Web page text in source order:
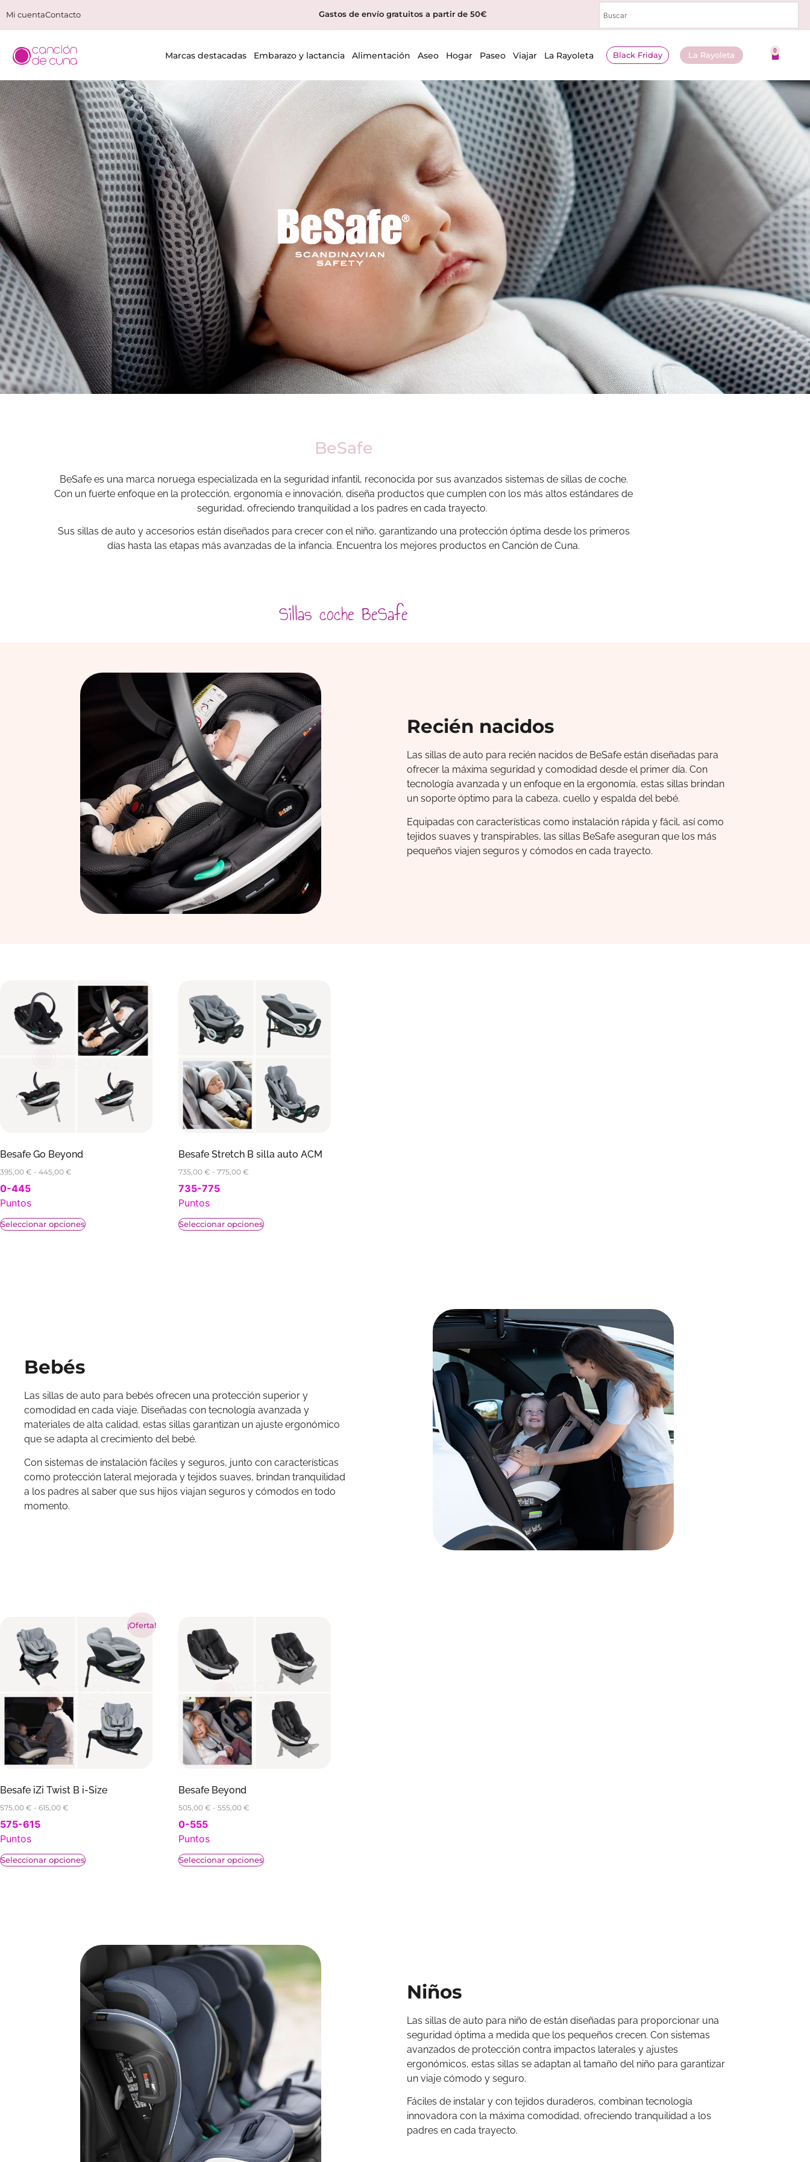
Mi cuentaContacto Gastos de envío gratuitos a partir de 50€
Marcas destacadas Embarazo y lactancia Alimentación Aseo Hogar Paseo Viajar La Rayoleta Black Friday La Rayoleta 0
BeSafe
BeSafe es una marca noruega especializada en la seguridad infantil, reconocida por sus avanzados sistemas de sillas de coche.
Con un fuerte enfoque en la protección, ergonomía e innovación, diseña productos que cumplen con los más altos estándares de
seguridad, ofreciendo tranquilidad a los padres en cada trayecto.
Sus sillas de auto y accesorios están diseñados para crecer con el niño, garantizando una protección óptima desde los primeros
días hasta las etapas más avanzadas de la infancia. Encuentra los mejores productos en Canción de Cuna.
Sillas coche BeSafe
Recién nacidos
Las sillas de auto para recién nacidos de BeSafe están diseñadas para
ofrecer la máxima seguridad y comodidad desde el primer día. Con
tecnología avanzada y un enfoque en la ergonomía, estas sillas brindan
un soporte óptimo para la cabeza, cuello y espalda del bebé.
Equipadas con características como instalación rápida y fácil, así como
tejidos suaves y transpirables, las sillas BeSafe aseguran que los más
pequeños viajen seguros y cómodos en cada trayecto.
Besafe Go Beyond
395,00 € - 445,00 €
0-445
Puntos
Seleccionar opciones
Besafe Stretch B silla auto ACM
735,00 € - 775,00 €
735-775
Puntos
Seleccionar opciones
Bebés
Las sillas de auto para bebés ofrecen una protección superior y
comodidad en cada viaje. Diseñadas con tecnología avanzada y
materiales de alta calidad, estas sillas garantizan un ajuste ergonómico
que se adapta al crecimiento del bebé.
Con sistemas de instalación fáciles y seguros, junto con características
como protección lateral mejorada y tejidos suaves, brindan tranquilidad
a los padres al saber que sus hijos viajan seguros y cómodos en todo
momento.
¡Oferta!
Besafe iZi Twist B i-Size
575,00 € - 615,00 €
575-615
Puntos
Seleccionar opciones
Besafe Beyond
505,00 € - 555,00 €
0-555
Puntos
Seleccionar opciones
Niños
Las sillas de auto para niño de están diseñadas para proporcionar una
seguridad óptima a medida que los pequeños crecen. Con sistemas
avanzados de protección contra impactos laterales y ajustes
ergonómicos, estas sillas se adaptan al tamaño del niño para garantizar
un viaje cómodo y seguro.
Fáciles de instalar y con tejidos duraderos, combinan tecnología
innovadora con la máxima comodidad, ofreciendo tranquilidad a los
padres en cada trayecto.